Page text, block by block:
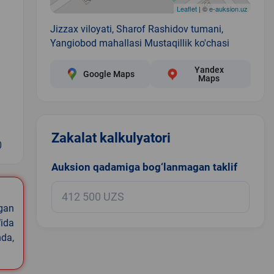
Leaflet| ©e-auksion.uz
Jizzax viloyati, Sharof Rashidov tumani,
Yangiobod mahallasi Mustaqillik ko'chasi
Google Maps
Yandex
Maps
Zakalat kalkulyatori
Auksion qadamiga bog‘lanmagan taklif